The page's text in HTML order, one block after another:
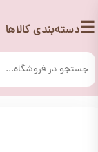
☰دسته‌بندی کالاها